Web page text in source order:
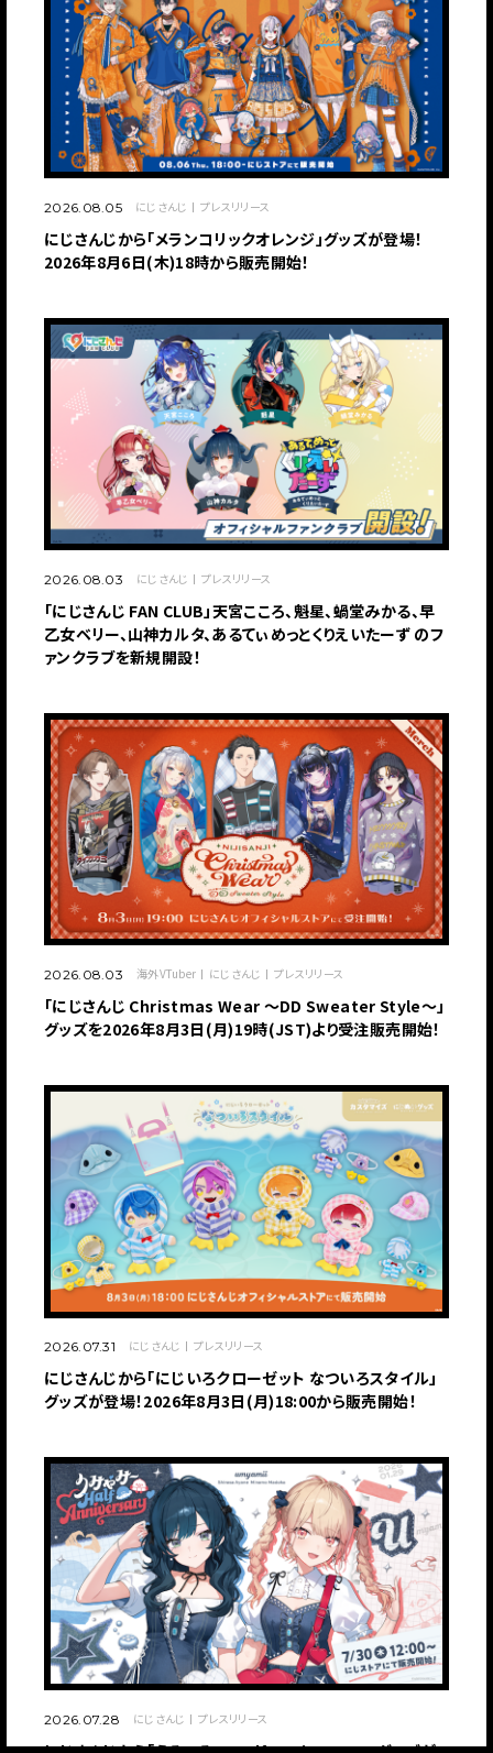
2026.08.05 にじさんじ プレスリリース
にじさんじから「メランコリックオレンジ」グッズが登場！
2026年8月6日(木)18時から販売開始！
2026.08.03 にじさんじ プレスリリース
「にじさんじ FAN CLUB」天宮こころ、魁星、蝸堂みかる、早
乙女ベリー、山神カルタ、あるてぃめっとくりえいたーず のフ
ァンクラブを新規開設！
2026.08.03 海外VTuber にじさんじ プレスリリース
「にじさんじ Christmas Wear 〜DD Sweater Style〜」
グッズを2026年8月3日(月)19時(JST)より受注販売開始！
2026.07.31 にじさんじ プレスリリース
にじさんじから「にじいろクローゼット なついろスタイル」
グッズが登場！2026年8月3日(月)18:00から販売開始！
2026.07.28 にじさんじ プレスリリース